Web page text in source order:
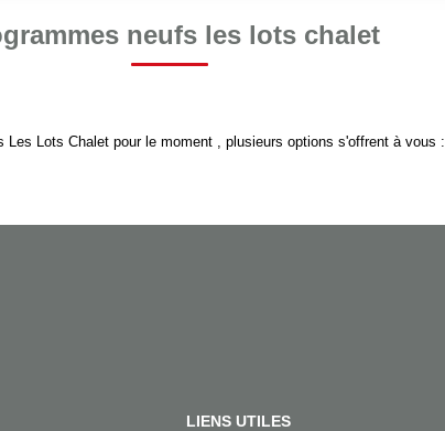
neufs les lots chalet
Lots Chalet pour le moment , plusieurs options s'offrent à vous :
LIENS UTILES